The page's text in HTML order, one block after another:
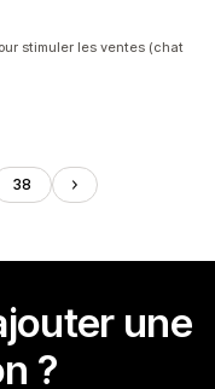
stimuler les ventes (chat
38
une
?